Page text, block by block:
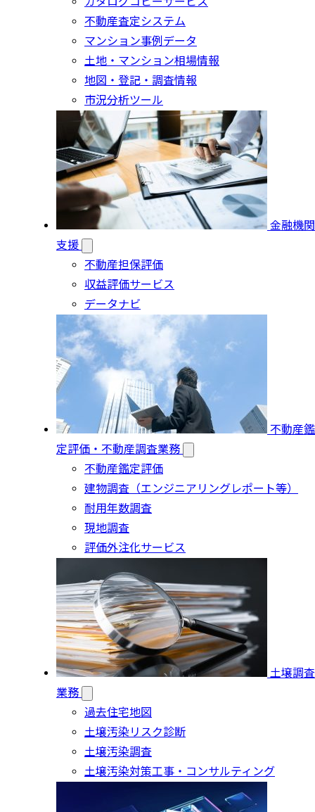
不動産査定システム
マンション事例データ
土地・マンション相場情報
地図・登記・調査情報
市況分析ツール
金融機関
支援
不動産担保評価
収益評価サービス
データナビ
不動産鑑
定評価・不動産調査業務
不動産鑑定評価
建物調査（エンジニアリングレポート等）
耐用年数調査
現地調査
評価外注化サービス
土壌調査
業務
過去住宅地図
土壌汚染リスク診断
土壌汚染調査
土壌汚染対策工事・コンサルティング